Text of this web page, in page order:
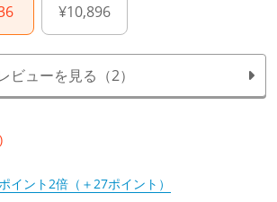
¥10,896
ビューを見る（2）
イント2倍（＋27ポイント）